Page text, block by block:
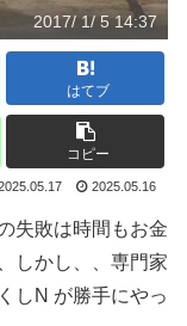
2017/ 1/ 5 14:37
はてブ
コピー
2025.05.16
失敗は時間もお金
しかし、、専門家
しN が勝手にやっ